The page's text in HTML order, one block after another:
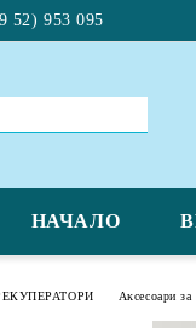
52) 953 095
НАЧАЛО
Аксесоари за